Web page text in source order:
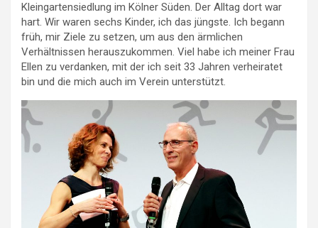
Kleingartensiedlung im Kölner Süden. Der Alltag dort war
hart. Wir waren sechs Kinder, ich das jüngste. Ich begann
früh, mir Ziele zu setzen, um aus den ärmlichen
Verhältnissen herauszukommen. Viel habe ich meiner Frau
Ellen zu verdanken, mit der ich seit 33 Jahren verheiratet
bin und die mich auch im Verein unterstützt.